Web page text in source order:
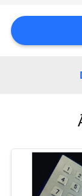
SIE
EIN
POLICY